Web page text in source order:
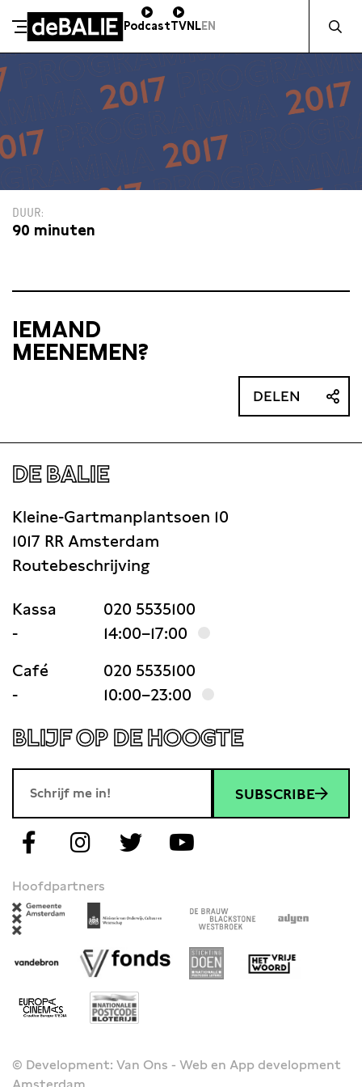
Meteen naar de content
De Balie
PodcastTVNLEN
DUUR
90 minuten
IEMAND
MEENEMEN?
DELEN
DE BALIE
Kleine-Gartmanplantsoen 10
1017 RR Amsterdam
Routebeschrijving
Kassa
020 5535100
-
14:00–17:00
Café
020 5535100
-
10:00–23:00
BLIJF OP DE HOOGTE
SUBSCRIBE
Hoofdpartners
© Development: Van Ons - Web en App development